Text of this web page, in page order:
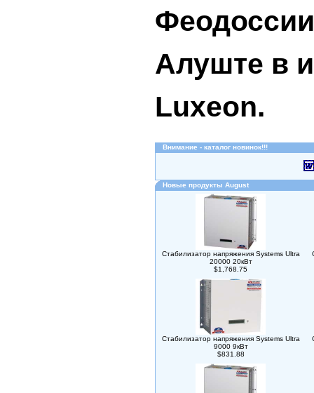
Алуште в
Luxeon.
Внимание - каталог новинок!!!
Новые продукты August
Стабилизатор напряжения Systems Ultra
20000 20кВт
$1,768.75
Стабилизатор напряжения Systems Ultra
9000 9кВт
$831.88